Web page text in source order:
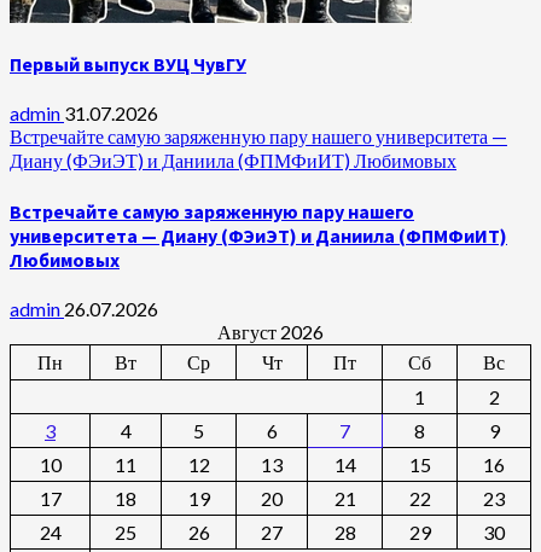
Первый выпуск ВУЦ ЧувГУ
admin 31.07.2026
Встречайте самую заряженную пару нашего университета —
Диану (ФЭиЭТ) и Даниила (ФПМФиИТ) Любимовых
Встречайте самую заряженную пару нашего
университета — Диану (ФЭиЭТ) и Даниила (ФПМФиИТ)
Любимовых
admin 26.07.2026
Август 2026
Пн
Вт Ср Чт Пт Сб
Вс
1
2
3
4 5 6 7 8
9
10
11 12 13 14 15
16
17
18 19 20 21 22
23
24
25 26 27 28 29
30